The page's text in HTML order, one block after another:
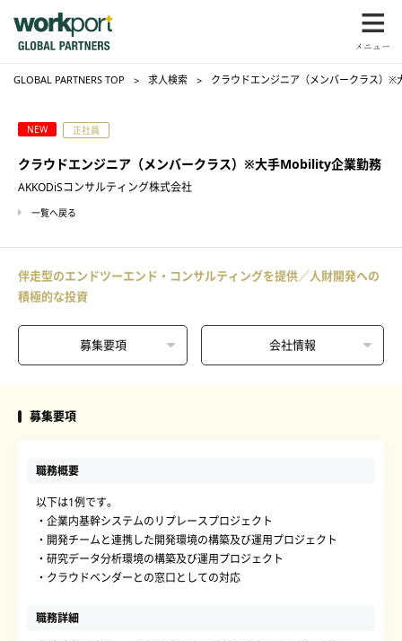
GLOBAL PARTNERS TOP 求人検索 クラウドエンジニア（メンバークラス）
NEW 正社員
クラウドエンジニア（メンバークラス）※大手Mobility企業勤務
AKKODiSコンサルティング株式会社
一覧へ戻る
伴走型のエンドツーエンド・コンサルティングを提供／人財開発への
積極的な投資
募集要項 会社情報
募集要項
職務概要
以下は1例です。
・企業内基幹システムのリプレースプロジェクト
・開発チームと連携した開発環境の構築及び運用プロジェクト
・研究データ分析環境の構築及び運用プロジェクト
・クラウドベンダーとの窓口としての対応
職務詳細